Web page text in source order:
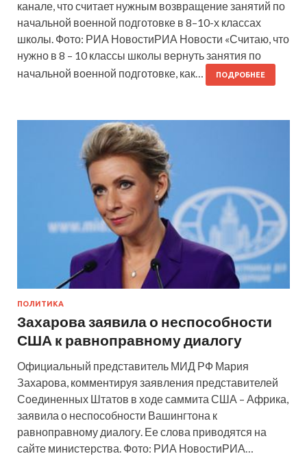
канале, что считает нужным возвращение занятий по
начальной военной подготовке в 8–10-х классах
школы. Фото: РИА НовостиРИА Новости «Считаю, что
нужно в 8 – 10 классы школы вернуть занятия по
начальной военной подготовке, как…
ПОДРОБНЕЕ
ПОЛИТИКА
Захарова заявила о неспособности
США к равноправному диалогу
Официальный представитель МИД РФ Мария
Захарова, комментируя заявления представителей
Соединенных Штатов в ходе саммита США – Африка,
заявила о неспособности Вашингтона к
равноправному диалогу. Ее слова приводятся на
сайте министерства. Фото: РИА НовостиРИА…